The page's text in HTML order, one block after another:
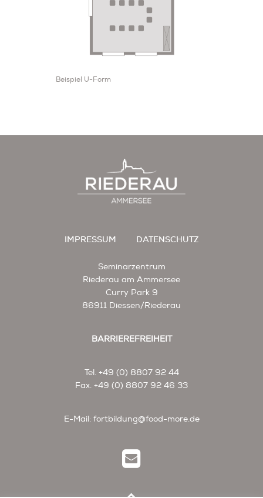
Beispiel U-Form
IMPRESSUM DATENSCHUTZ
Seminarzentrum
Riederau am Ammersee
Curry Park 9
86911 Diessen/Riederau
BARRIEREFREIHEIT
Tel. +49 (0) 8807 92 44
Fax. +49 (0) 8807 92 46 33
E-Mail: fortbildung@food-more.de